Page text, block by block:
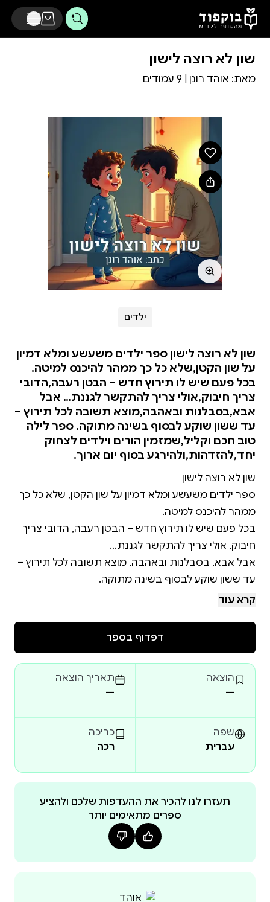
דלג לתוכן הראשי
שון לא רוצה לישון
מאת: אוהד רונן
ילדים
שון לא רוצה לישון ספר ילדים משעשע ומלא דמיון
על שון הקטן,שלא כל כך ממהר להיכנס למיטה.
בכל פעם שיש לו תירוץ חדש – הבטן רעבה,הדובי
צריך חיבוק,אולי צריך להתקשר לגננת… אבל
אבא,בסבלנות ובאהבה,מוצא תשובה לכל תירוץ –
עד ששון שוקע לבסוף בשינה מתוקה. ספר לילה
טוב חכם וקליל,שמזמין הורים וילדים לצחוק
יחד,להזדהות,ולהירגע בסוף יום ארוך.
ספר ילדים משעשע ומלא דמיון על שון הקטן, שלא כל כך
בכל פעם שיש לו תירוץ חדש – הבטן רעבה, הדובי צריך
אבל אבא, בסבלנות ובאהבה, מוצא תשובה לכל תירוץ –
ספר לילה טוב חכם וקליל, שמזמין הורים וילדים לצחוק
קרא עוד
דפדוף בספר
הוצאה
—
תאריך הוצאה
—
שפה
עברית
כריכה
רכה
תעזרו לנו להכיר את ההעדפות שלכם ולהציע
ספרים מתאימים יותר